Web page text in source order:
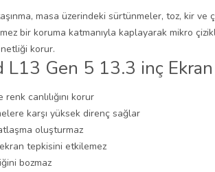
masa üzerindeki sürtünmeler, toz, kir
bir koruma katmanıyla kaplayarak mikro
korur.
L13 Gen 5 13.3 inç
renk canlılığını korur
karşı yüksek direnç sağlar
oluşturmaz
tepkisini etkilemez
bozmaz